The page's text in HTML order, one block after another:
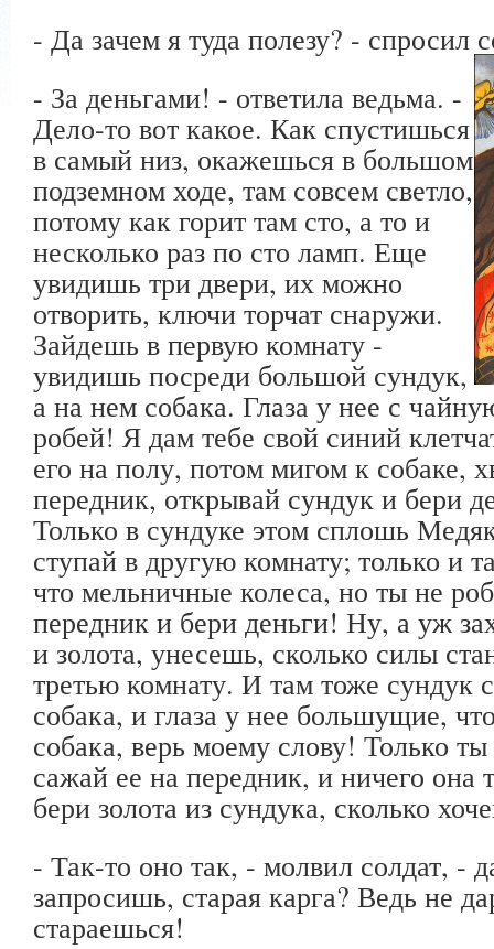
- Да зачем я туда полезу? - спросил
- За деньгами! - ответила ведьма. -
Дело-то вот какое. Как спустишься
в самый низ, окажешься в большом
подземном ходе, там совсем светло,
потому как горит там сто, а то и
несколько раз по сто ламп. Еще
увидишь три двери, их можно
отворить, ключи торчат снаружи.
Зайдешь в первую комнату -
увидишь посреди большой сундук,
а на нем собака. Глаза у нее с
робей! Я дам тебе свой синий
его на полу, потом мигом к собаке,
передник, открывай сундук и бери
Только в сундуке этом сплошь
ступай в другую комнату; только и
что мельничные колеса, но ты не
передник и бери деньги! Ну, а уж
и золота, унесешь, сколько силы
третью комнату. И там тоже сундук
собака, и глаза у нее большущие,
собака, верь моему слову! Только
сажай ее на передник, и ничего она
бери золота из сундука, сколько
- Так-то оно так, - молвил солдат, -
запросишь, старая карга? Ведь не
стараешься!